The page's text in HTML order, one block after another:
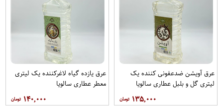
عرق آویشن ضدعفونی کننده یک
لیتری گل و بلبل عطاری سالویا
۱۳۵,۰۰۰
عرق یازده گیاه لاغرکننده یک لیتری
معطر عطاری سالویا
۱۴۰,۰۰۰